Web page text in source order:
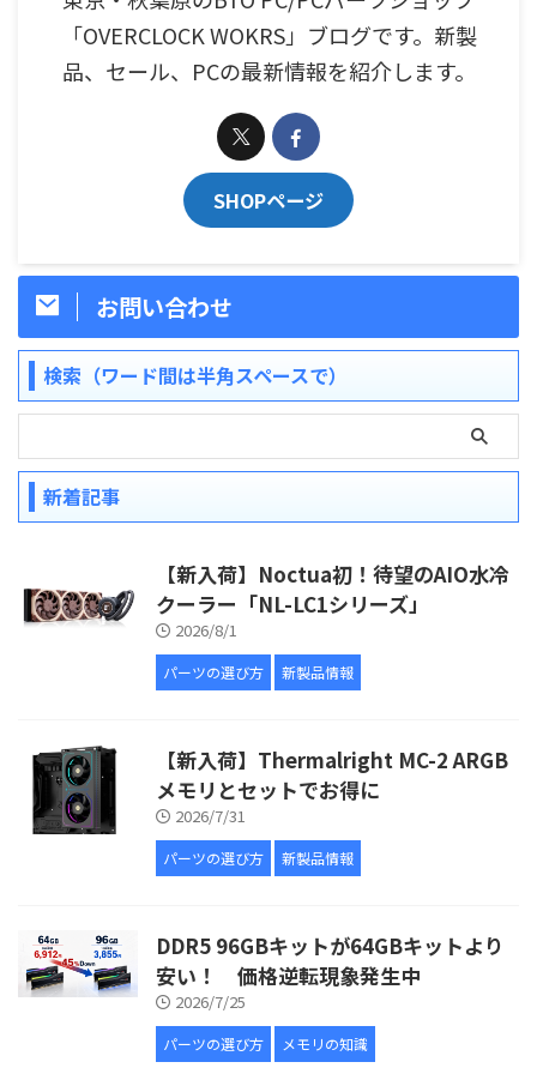
「OVERCLOCK WOKRS」ブログです。新製
品、セール、PCの最新情報を紹介します。
SHOPページ
お問い合わせ
検索（ワード間は半角スペースで）
新着記事
【新入荷】Noctua初！待望のAIO水冷
クーラー「NL-LC1シリーズ」
2026/8/1
パーツの選び方 新製品情報
【新入荷】Thermalright MC-2 ARGB
メモリとセットでお得に
2026/7/31
パーツの選び方 新製品情報
DDR5 96GBキットが64GBキットより
安い！ 価格逆転現象発生中
2026/7/25
パーツの選び方 メモリの知識